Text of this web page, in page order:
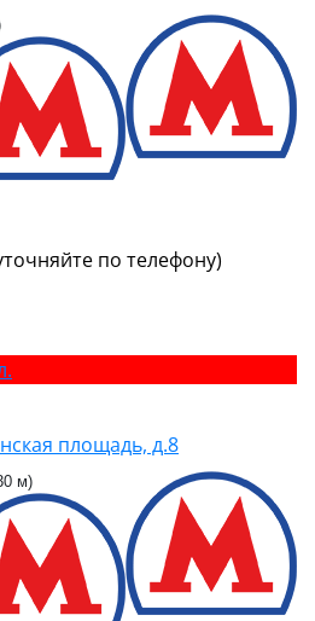
по телефону)
площадь, д.8
м)